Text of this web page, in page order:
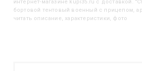
интернет-магазине kupi35.ru с доставкой.
бортовой тентовый военный с прицепом,
читать описание, характеристики, фото